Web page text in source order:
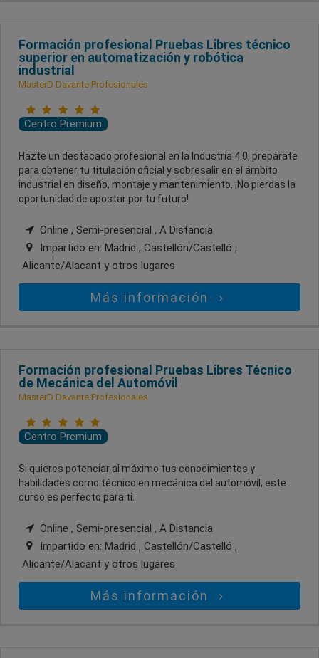
Formación profesional Pruebas Libres técnico
superior en automatización y robótica
industrial
MasterD Davante Profesionales
Centro Premium
Hazte un destacado profesional en la Industria 4.0, prepárate
para obtener tu titulación oficial y sobresalir en el ámbito
industrial en diseño, montaje y mantenimiento. ¡No pierdas la
oportunidad de apostar por tu futuro!
Online , Semi-presencial , A Distancia
Impartido en: Madrid , Castellón/Castelló ,
Alicante/Alacant y otros lugares
Más información
Formación profesional Pruebas Libres Técnico
de Mecánica del Automóvil
MasterD Davante Profesionales
Centro Premium
Si quieres potenciar al máximo tus conocimientos y
habilidades como técnico en mecánica del automóvil, este
curso es perfecto para ti.
Online , Semi-presencial , A Distancia
Impartido en: Madrid , Castellón/Castelló ,
Alicante/Alacant y otros lugares
Más información